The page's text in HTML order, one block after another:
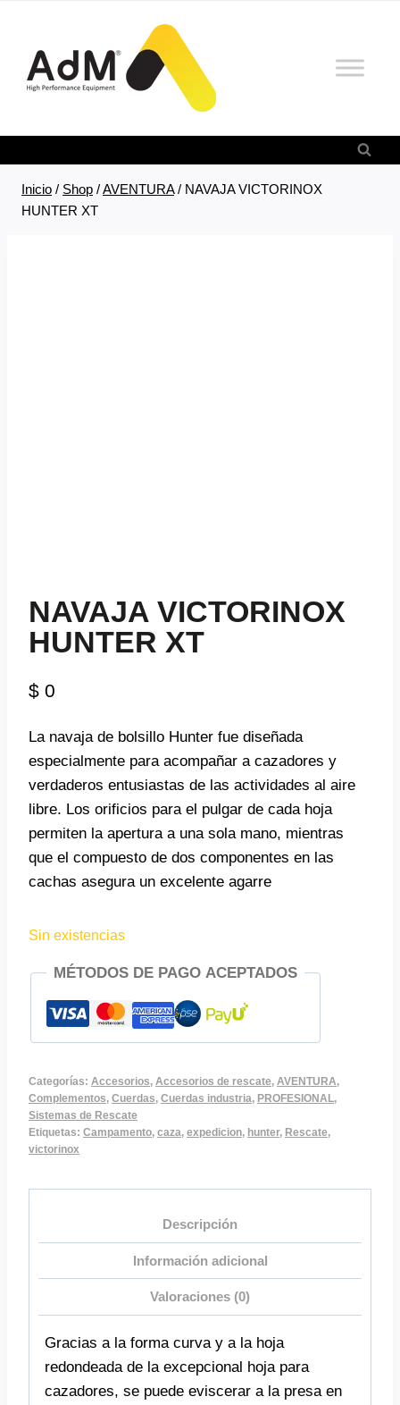
contenido
Inicio / Shop /AVENTURA / NAVAJA VICTORINOX
HUNTER XT
NAVAJA VICTORINOX
HUNTER XT
$ 0
La navaja de bolsillo Hunter fue diseñada
especialmente para acompañar a cazadores y
verdaderos entusiastas de las actividades al aire
libre. Los orificios para el pulgar de cada hoja
permiten la apertura a una sola mano, mientras
que el compuesto de dos componentes en las
cachas asegura un excelente agarre
Sin existencias
MÉTODOS DE PAGO ACEPTADOS
Categorías: Accesorios, Accesorios de rescate, AVENTURA,
Complementos, Cuerdas, Cuerdas industria, PROFESIONAL,
Sistemas de Rescate
Etiquetas: Campamento, caza, expedicion, hunter, Rescate,
victorinox
Descripción
Información adicional
Valoraciones (0)
Gracias a la forma curva y a la hoja
redondeada de la excepcional hoja para
cazadores, se puede eviscerar a la presa en